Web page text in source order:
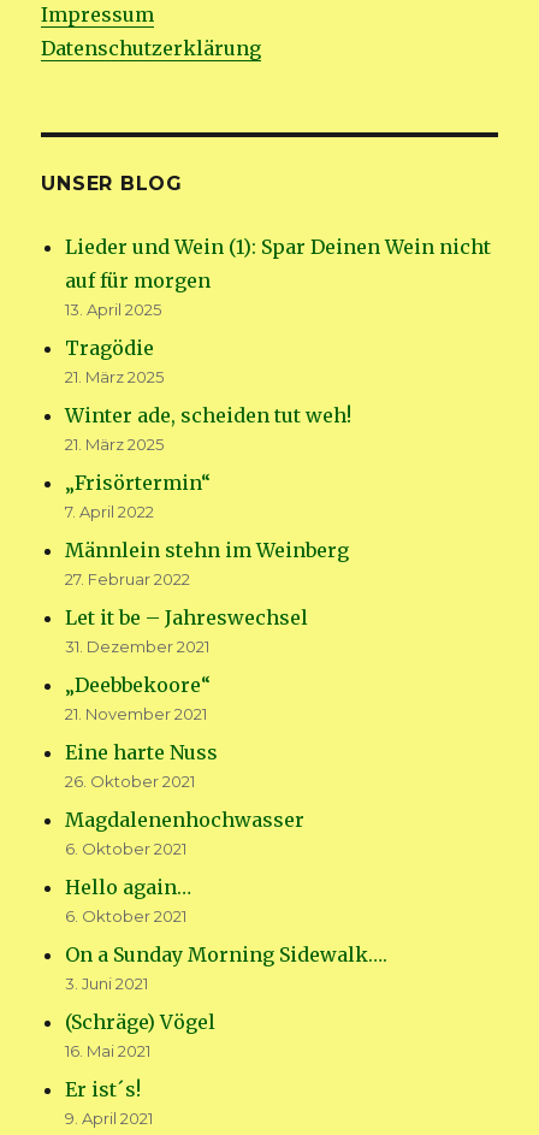
Impressum
Datenschutzerklärung
UNSER BLOG
Lieder und Wein (1): Spar Deinen Wein nicht
auf für morgen
13. April 2025
Tragödie
21. März 2025
Winter ade, scheiden tut weh!
21. März 2025
„Frisörtermin“
7. April 2022
Männlein stehn im Weinberg
27. Februar 2022
Let it be – Jahreswechsel
31. Dezember 2021
„Deebbekoore“
21. November 2021
Eine harte Nuss
26. Oktober 2021
Magdalenenhochwasser
6. Oktober 2021
Hello again…
6. Oktober 2021
On a Sunday Morning Sidewalk….
3. Juni 2021
(Schräge) Vögel
16. Mai 2021
Er ist´s!
9. April 2021